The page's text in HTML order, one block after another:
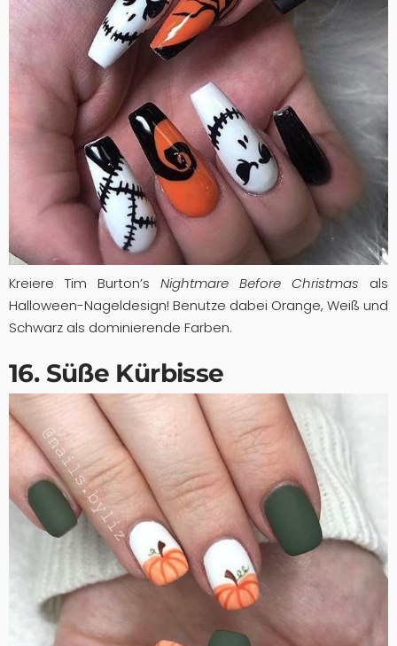
Kreiere Tim Burton’s Nightmare Before Christmas als
Halloween-Nageldesign! Benutze dabei Orange, Weiß und
Schwarz als dominierende Farben.
16. Süße Kürbisse